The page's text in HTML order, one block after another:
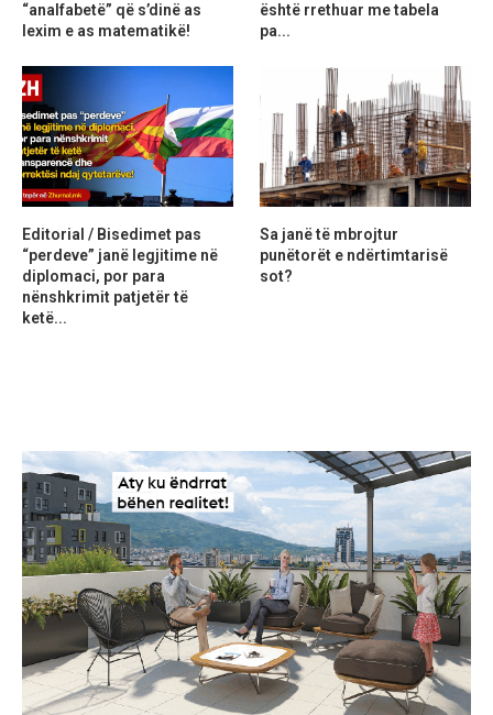
“analfabetë” që s’dinë as
lexim e as matematikë!
është rrethuar me tabela
pa...
Editorial / Bisedimet pas
“perdeve” janë legjitime në
diplomaci, por para
nënshkrimit patjetër të
ketë...
Sa janë të mbrojtur
punëtorët e ndërtimtarisë
sot?